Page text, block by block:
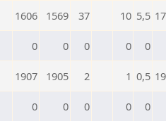
1606 1569 37 10 5,5
0 0 0 0 0
1907 1905 2 1 0,5
0 0 0 0 0